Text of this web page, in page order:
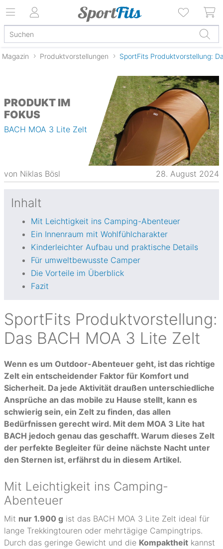
Magazin Produktvorstellungen SportFits Produktvorstellung:
PRODUKT IM
FOKUS
BACH MOA 3 Lite Zelt
von Niklas Bösl 28. August 2024
Inhalt
Mit Leichtigkeit ins Camping-Abenteuer
Ein Innenraum mit Wohlfühlcharakter
Kinderleichter Aufbau und praktische Details
Für umweltbewusste Camper
Die Vorteile im Überblick
Fazit
SportFits Produktvorstellung:
Das BACH MOA 3 Lite Zelt
Wenn es um Outdoor-Abenteuer geht, ist das richtige
Zelt ein entscheidender Faktor für Komfort und
Sicherheit. Da jede Aktivität draußen unterschiedliche
Ansprüche an das mobile zu Hause stellt, kann es
schwierig sein, ein Zelt zu finden, das allen
Bedürfnissen gerecht wird. Mit dem MOA 3 Lite hat
BACH jedoch genau das geschafft. Warum dieses Zelt
der perfekte Begleiter für deine nächste Nacht unter
den Sternen ist, erfährst du in diesem Artikel.
Mit Leichtigkeit ins Camping-
Abenteuer
Mit nur 1.900 g ist das BACH MOA 3 Lite Zelt ideal für
lange Trekkingtouren oder mehrtägige Campingtrips.
Durch das geringe Gewicht und die Kompaktheit kannst